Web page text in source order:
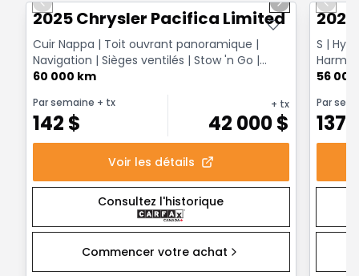
Previous slide Next slide
2025 Chrysler Pacifica Limited
Cuir Nappa | Toit ouvrant panoramique |
Navigation | Sièges ventilés | Stow 'n Go |
Apple CarPlay & ...
60 000 km
Par semaine + tx
142 $
+ tx
42 000$
Voir les détails
Consultez l'historique
Commencer votre achat
S |
Fire TV
56
Par
137